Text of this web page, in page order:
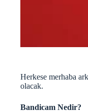
Herkese merhaba
olacak.
Bandicam Nedir?